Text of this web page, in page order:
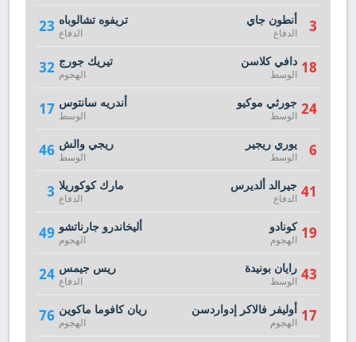
23 تريفوه تشالوباه
الدفاع
32 تيريك جورج
الهجوم
17 أندريه سانتوس
الوسط
46 ريجي والش
الوسط
3 مارك كوكوريلا
الدفاع
49 أليخاندرو جارناتشو
الهجوم
24 ريس جيمس
الدفاع
76 ريان كافوما ماكوين
الهجوم
3 أنطون جاي
الدفاع
18 دافي كلاسن
الوسط
24 جورثي موكيو
الوسط
6 يوري ريجير
الوسط
41 جيرالد ألديرس
الدفاع
19 كونادو
الهجوم
43 رايان بونيدة
الوسط
17 أوليفر فالاكر إدواردسن
الهجوم